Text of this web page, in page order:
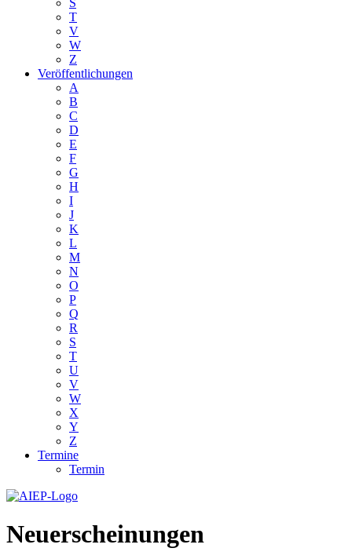
S
T
V
W
Z
Veröffentlichungen
A
B
C
D
E
F
G
H
I
J
K
L
M
N
O
P
Q
R
S
T
U
V
W
X
Y
Z
Termine
Termin
Neuerscheinungen